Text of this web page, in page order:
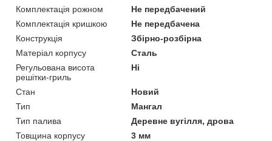
Комплектація рожном
Не передбачений
Комплектація кришкою
Не передбачена
Конструкція
Збірно-розбірна
Матеріал корпусу
Сталь
Регульована висота
решітки-гриль
Ні
Стан
Новий
Тип
Мангал
Тип палива
Деревне вугілля, дрова
Товщина корпусу
3 мм